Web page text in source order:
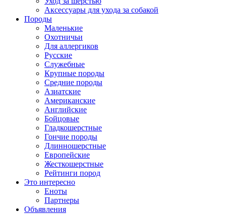
Аксессуары для ухода за собакой
Породы
Маленькие
Охотничьи
Для аллергиков
Русские
Служебные
Крупные породы
Средние породы
Азиатские
Американские
Английские
Бойцовые
Гладкошерстные
Гончие породы
Длинношерстные
Европейские
Жесткошерстные
Рейтинги пород
Это интересно
Еноты
Партнеры
Объявления